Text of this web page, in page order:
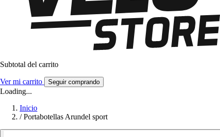
Subtotal del carrito
Ver mi carrito Seguir comprando
Loading...
Inicio
/ Portabotellas Arundel sport